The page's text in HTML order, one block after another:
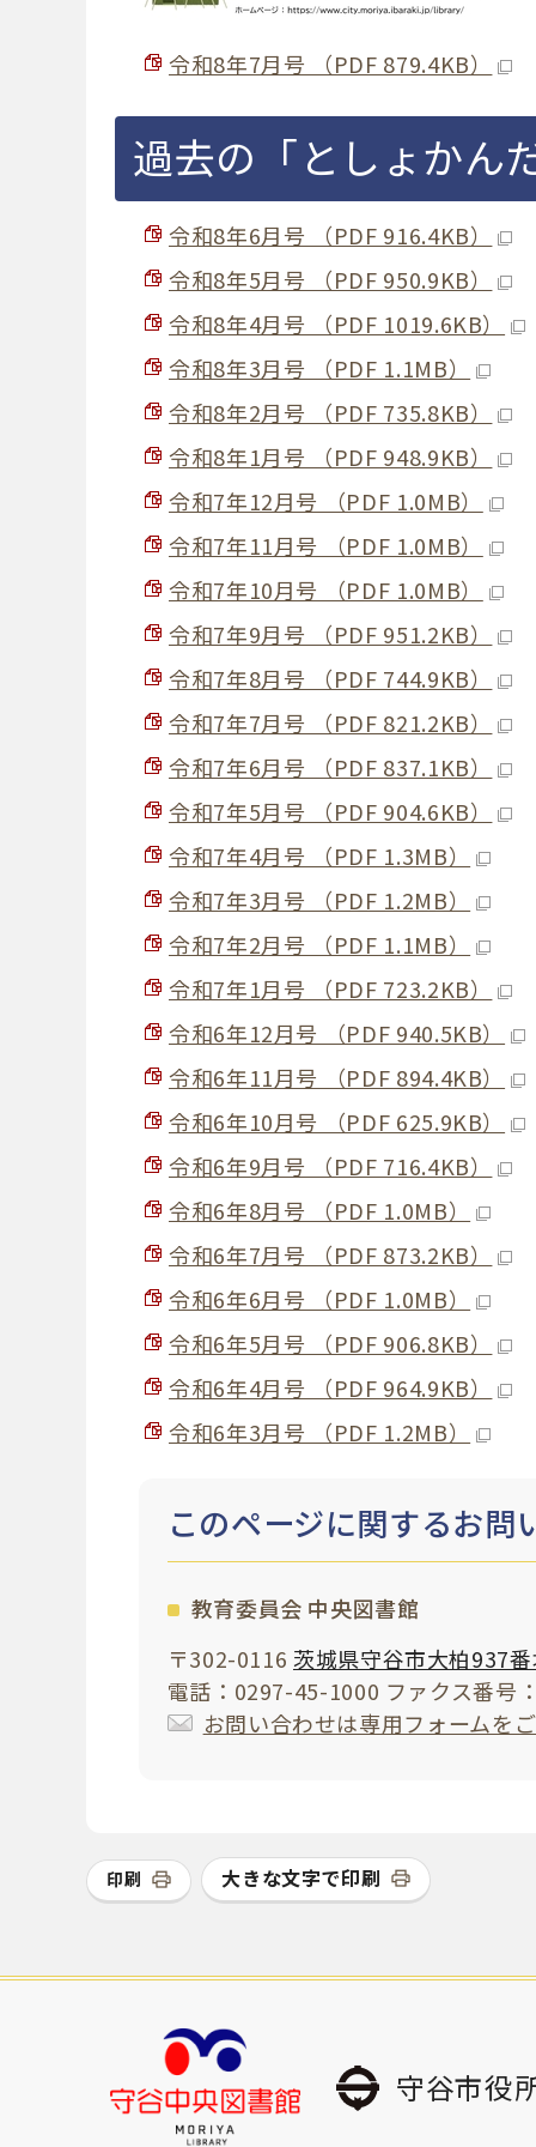
令和8年7月号 （PDF 879.4KB）
過去の「としょかん
令和8年6月号 （PDF 916.4KB）
令和8年5月号 （PDF 950.9KB）
令和8年4月号 （PDF 1019.6KB）
令和8年3月号 （PDF 1.1MB）
令和8年2月号 （PDF 735.8KB）
令和8年1月号 （PDF 948.9KB）
令和7年12月号 （PDF 1.0MB）
令和7年11月号 （PDF 1.0MB）
令和7年10月号 （PDF 1.0MB）
令和7年9月号 （PDF 951.2KB）
令和7年8月号 （PDF 744.9KB）
令和7年7月号 （PDF 821.2KB）
令和7年6月号 （PDF 837.1KB）
令和7年5月号 （PDF 904.6KB）
令和7年4月号 （PDF 1.3MB）
令和7年3月号 （PDF 1.2MB）
令和7年2月号 （PDF 1.1MB）
令和7年1月号 （PDF 723.2KB）
令和6年12月号 （PDF 940.5KB）
令和6年11月号 （PDF 894.4KB）
令和6年10月号 （PDF 625.9KB）
令和6年9月号 （PDF 716.4KB）
令和6年8月号 （PDF 1.0MB）
令和6年7月号 （PDF 873.2KB）
令和6年6月号 （PDF 1.0MB）
令和6年5月号 （PDF 906.8KB）
令和6年4月号 （PDF 964.9KB）
令和6年3月号 （PDF 1.2MB）
このページに関するお問
教育委員会 中央図書館
〒302-0116 茨城県守谷市大柏937
電話：0297-45-1000 ファクス番号
お問い合わせは専用フォームを
印刷 大きな文字で印刷
守谷市役